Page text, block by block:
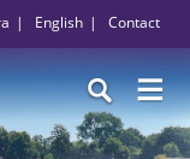
English Contact